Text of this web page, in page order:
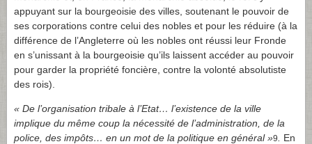
appuyant sur la bourgeoisie des villes, soutenant le pouvoir de
ses corporations contre celui des nobles et pour les réduire (à la
différence de l’Angleterre où les nobles ont réussi leur Fronde
en s’unissant à la bourgeoisie qu’ils laissent accéder au pouvoir
pour garder la propriété foncière, contre la volonté absolutiste
des rois).
« De l’organisation tribale à l’Etat… l’existence de la ville
implique du même coup la nécessité de l’administration, de la
police, des impôts… en un mot de la politique en général »9
En